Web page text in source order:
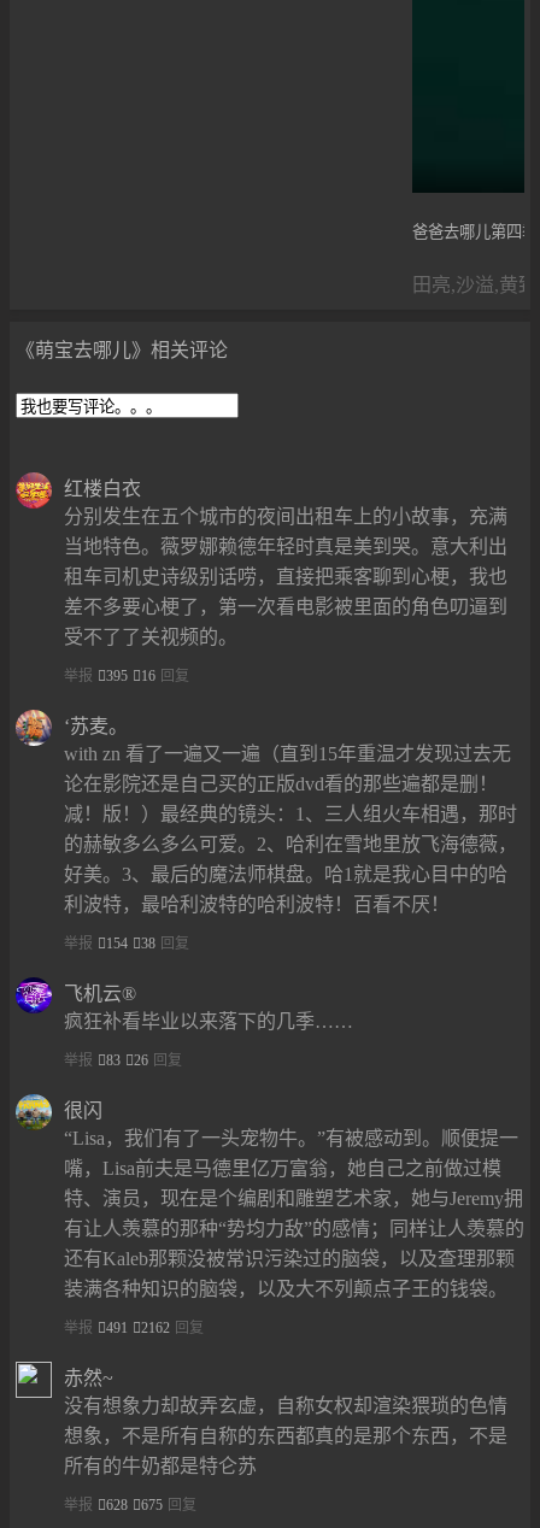
爸爸去哪儿第四季
田亮,沙溢,黄
《萌宝去哪儿》相关评论
红楼白衣
分别发生在五个城市的夜间出租车上的小故事，充满
当地特色。薇罗娜赖德年轻时真是美到哭。意大利出
租车司机史诗级别话唠，直接把乘客聊到心梗，我也
差不多要心梗了，第一次看电影被里面的角色叨逼到
受不了了关视频的。
举报 395 16 回复
‘苏麦。
with zn 看了一遍又一遍（直到15年重温才发现过去无
论在影院还是自己买的正版dvd看的那些遍都是删！
减！版！）最经典的镜头：1、三人组火车相遇，那时
的赫敏多么多么可爱。2、哈利在雪地里放飞海德薇，
好美。3、最后的魔法师棋盘。哈1就是我心目中的哈
利波特，最哈利波特的哈利波特！百看不厌！
举报 154 38 回复
飞机云®
疯狂补看毕业以来落下的几季……
举报 83 26 回复
很闪
“Lisa，我们有了一头宠物牛。”有被感动到。顺便提一
嘴，Lisa前夫是马德里亿万富翁，她自己之前做过模
特、演员，现在是个编剧和雕塑艺术家，她与Jeremy拥
有让人羡慕的那种“势均力敌”的感情；同样让人羡慕的
还有Kaleb那颗没被常识污染过的脑袋，以及查理那颗
装满各种知识的脑袋，以及大不列颠点子王的钱袋。
举报 491 2162 回复
赤然~
没有想象力却故弄玄虚，自称女权却渲染猥琐的色情
想象，不是所有自称的东西都真的是那个东西，不是
所有的牛奶都是特仑苏
举报 628 675 回复